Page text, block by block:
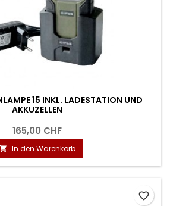
15 INKL. LADESTATION UND
AKKUZELLEN
165,00 CHF
In den Warenkorb
favorite_border